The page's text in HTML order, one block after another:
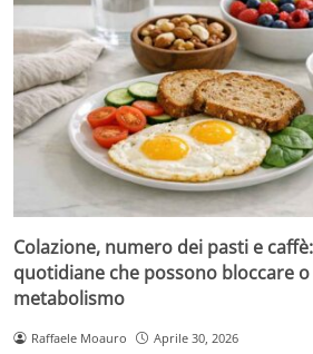
Colazione, numero dei pasti e
quotidiane che possono bloccare
metabolismo
Raffaele Moauro Aprile 30, 2026